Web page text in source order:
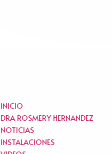
INICIO
DRA ROSMERY HERNANDEZ
NOTICIAS
INSTALACIONES